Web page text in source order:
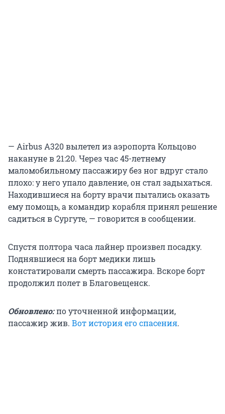
— Airbus A320 вылетел из аэропорта Кольцово
накануне в 21:20. Через час 45-летнему
маломобильному пассажиру без ног вдруг стало
плохо: у него упало давление, он стал задыхаться.
Находившиеся на борту врачи пытались оказать
ему помощь, а командир корабля принял решение
садиться в Сургуте, — говорится в сообщении.
Спустя полтора часа лайнер произвел посадку.
Поднявшиеся на борт медики лишь
констатировали смерть пассажира. Вскоре борт
продолжил полет в Благовещенск.
Обновлено:по уточненной информации,
пассажир жив. Вот история его спасения.